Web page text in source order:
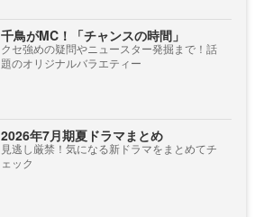
千鳥がMC！「チャンスの時間」
クセ強めの疑問やニュースター発掘まで！話
題のオリジナルバラエティー
2026年7月期夏ドラマまとめ
見逃し厳禁！気になる新ドラマをまとめてチ
ェック